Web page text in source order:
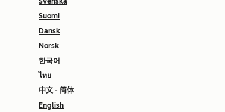
Suomi
Dansk
Norsk
한국어
ไทย
中文 - 简体
English